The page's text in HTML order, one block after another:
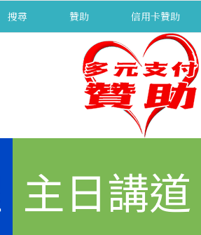
搜尋 贊助 信用卡贊助
主日講道